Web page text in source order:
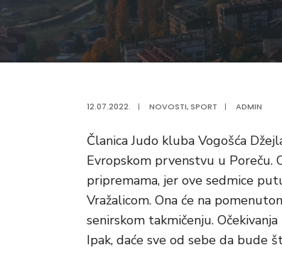
12.07.2022. | NOVOSTI, SPORT | ADMIN
Članica Judo kluba Vogošća
Evropskom prvenstvu u Poreču.
pripremama, jer ove sedmice
Vražalicom. Ona će na
senirskom takmičenju.
Ipak, daće sve od sebe da bude